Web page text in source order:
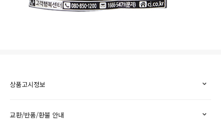
상품고시정보
교환/반품/환불 안내